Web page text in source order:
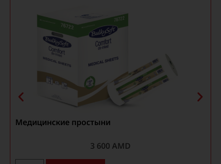
Медицинские простыни
3 600 AMD